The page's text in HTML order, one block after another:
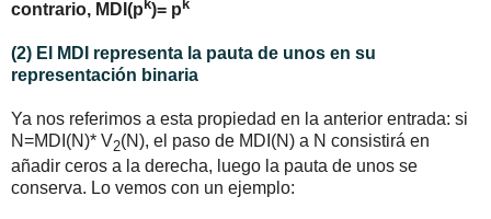
contrario, MDI(p )= p
(2) El MDI representa la pauta de unos en su
representación binaria
Ya nos referimos a esta propiedad en la anterior entrada: si
N=MDI(N)* V2(N), el paso de MDI(N) a N consistirá en
añadir ceros a la derecha, luego la pauta de unos se
conserva. Lo vemos con un ejemplo: